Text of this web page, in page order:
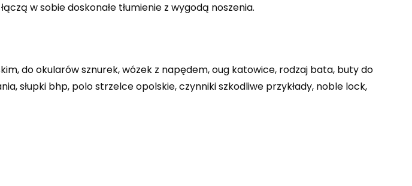
w sobie doskonałe tłumienie z wygodą noszenia.
do okularów sznurek, wózek z napędem, oug katowice, rodzaj bata, buty do
słupki bhp, polo strzelce opolskie, czynniki szkodliwe przykłady, noble lock,